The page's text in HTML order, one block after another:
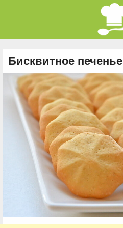
Бисквитное печенье